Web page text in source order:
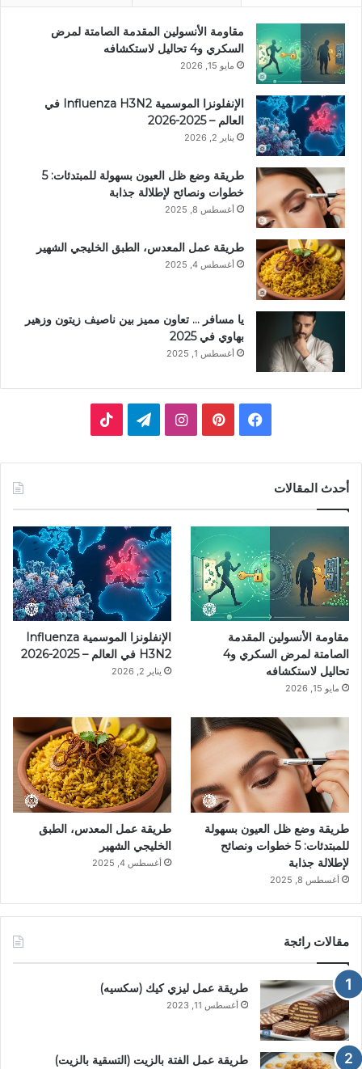
مقاومة الأنسولين المقدمة الصامتة لمرض
السكري و4 تحاليل لاستكشافه
مايو 15, 2026
الإنفلونزا الموسمية Influenza H3N2 في
العالم – 2025-2026
يناير 2, 2026
طريقة وضع ظل العيون بسهولة للمبتدئات: 5
خطوات ونصائح لإطلالة جذابة
أغسطس 8, 2025
طريقة عمل المعدس، الطبق الخليجي الشهير
أغسطس 4, 2025
يا مسافر … تعاون مميز بين ناصيف زيتون وزهير
بهاوي في 2025
أغسطس 1, 2025
فيسبوكبينتيريستانستقرامتيلقرام
أحدث المقالات
مقاومة الأنسولين المقدمة
الصامتة لمرض السكري و4
تحاليل لاستكشافه
مايو 15, 2026
الإنفلونزا الموسمية Influenza
H3N2 في العالم – 2025-2026
يناير 2, 2026
طريقة وضع ظل العيون بسهولة
للمبتدئات: 5 خطوات ونصائح
لإطلالة جذابة
أغسطس 8, 2025
طريقة عمل المعدس، الطبق
الخليجي الشهير
أغسطس 4, 2025
مقالات رائجة
طريقة عمل ليزي كيك (سكسيه)
أغسطس 11, 2023
طريقة عمل الفتة بالزيت (التسقية بالزيت)